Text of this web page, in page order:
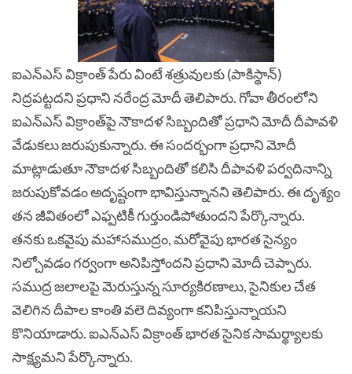
ఐఎన్ఎస్ విక్రాంత్ పేరు వింటే శత్రువులకు (పాకిస్థాన్)
నిద్రపట్టదని ప్రధాని నరేంద్ర మోదీ తెలిపారు. గోవా తీరంలోని
ఐఎన్‌ఎస్‌ విక్రాంత్‌పై నౌకాదళ సిబ్బందితో ప్రధాని మోదీ దీపావళి
వేడుకలు జరుపుకున్నారు. ఈ సందర్భంగా ప్రధాని మోదీ
మాట్లాడుతూ నౌకాదళ సిబ్బందితో కలిసి దీపావళి పర్వదినాన్ని
జరుపుకోవడం అదృష్టంగా భావిస్తున్నానని తెలిపారు. ఈ దృశ్యం
తన జీవితంలో ఎఫ్పటికీ గుర్తుండిపోతుందని పేర్కొన్నారు.
తనకు ఒకవైపు మహాసముద్రం, మరోవైపు భారత సైన్యం
నిల్చోవడం గర్వంగా అనిపిస్తోందని ప్రధాని మోదీ చెప్పారు.
సముద్ర జలాలపై మెరుస్తున్న సూర్యకిరణాలు, సైనికుల చేత
వెలిగిన దీపాల కాంతి వలె దివ్యంగా కనిపిస్తున్నాయని
కొనియాడారు. ఐఎన్‌ఎస్ విక్రాంత్ భారత సైనిక సామర్థ్యాలకు
సాక్ష్యమని పేర్కొన్నారు.